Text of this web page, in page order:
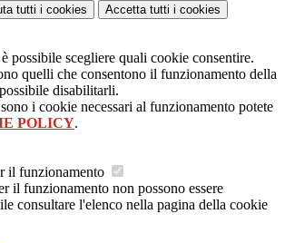
tutti i cookies Accetta tutti i cookies
possibile scegliere quali cookie consentire.
quelli che consentono il funzionamento della
disabilitarli.
i cookie necessari al funzionamento potete
POLICY.
il funzionamento
il funzionamento non possono essere
consultare l'elenco nella pagina della cookie